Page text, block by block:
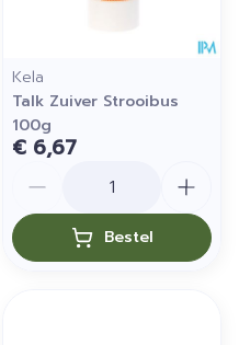
Kela
Talk Zuiver Strooibus
100g
€ 6,67
Bestel